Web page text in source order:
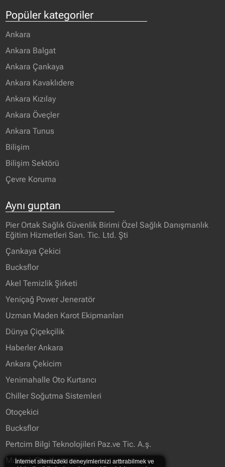
Popüler kategoriler
Ankara
Ankara Balgat
Ankara Çankaya
Ankara Kavaklıdere
Ankara Kızılay
Ankara Öveçler
Ankara Tunus
Bilişim
Bilişim Sektörü
Çevre Koruma
Aynı guptan
Pier Ortak Sağlık Güvenlik Birimi Özel Sağlık Danışmanlık
Eğitim Hizmetleri San. Tic. Ltd. Şti
Çankaya Çekici
Bucksflor
Akel Temizlik Şirketi
Yeniçağ Power Jeneratör
Uzman Maden Karot Ekipmanları
Dünya Çiçekçilik
Haberler Ankara
Ankara Çekicim
Yenimahalle Oto Kurtarıcı
Chiller Soğutma Sistemleri
Otoçekici
Bucksflor
Pertcim Bilgi Teknolojileri Paz.ve Tic. A.ş.
Mamak Oto Kurtarıcı
İnternet sitemizdeki deneyimlerinizi arttırabilmek ve